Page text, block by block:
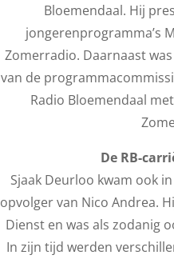
Bloemendaal. Hij
jongerenprogramma’s
Zomerradio. Daarnaast
van de
Radio Bloemendaal
De RB-
Sjaak Deurloo kwam ook
opvolger van Nico Andrea.
Dienst en was als zodanig
In zijn tijd werden